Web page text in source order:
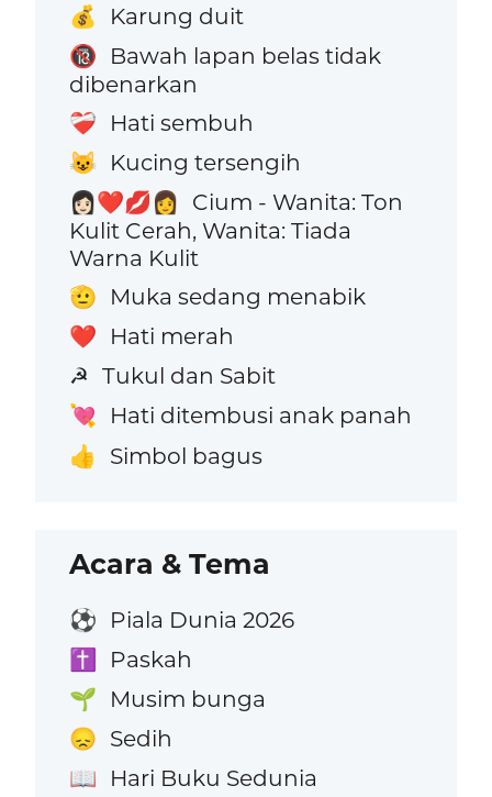
💰 Karung duit
🔞
Bawah lapan belas tidak
dibenarkan
❤️‍🩹 Hati sembuh
😺 Kucing tersengih
👩🏻‍❤️‍💋‍👩
Cium - Wanita: Ton
Kulit Cerah, Wanita: Tiada
Warna Kulit
🫡 Muka sedang menabik
❤️ Hati merah
☭ Tukul dan Sabit
💘 Hati ditembusi anak panah
👍 Simbol bagus
Acara & Tema
⚽ Piala Dunia 2026
✝️ Paskah
🌱 Musim bunga
😞 Sedih
📖 Hari Buku Sedunia